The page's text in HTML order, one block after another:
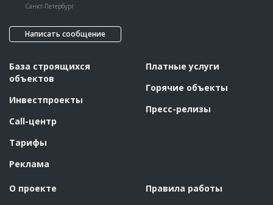
Санкт-Петербург
Написать сообщение
База строящихся
объектов
Инвестпроекты
Call-центр
Тарифы
Реклама
О проекте
Платные услуги
Горячие объекты
Пресс-релизы
Правила работы